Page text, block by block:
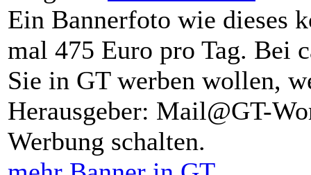
Ein Bannerfoto wie dieses
mal 475 Euro pro Tag. Bei
Sie in GT werben wollen,
Herausgeber: Mail@GT-
Werbung schalten.